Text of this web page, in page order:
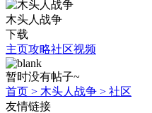
木头人战争
下载
主页攻略社区视频
暂时没有帖子~
首页 > 木头人战争 > 社区
友情链接